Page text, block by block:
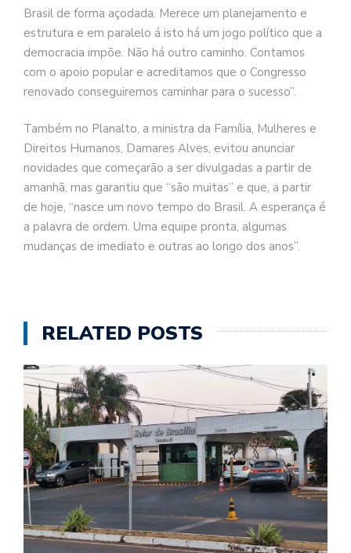
Brasil de forma açodada. Merece um planejamento e
estrutura e em paralelo á isto há um jogo político que a
democracia impõe. Não há outro caminho. Contamos
com o apoio popular e acreditamos que o Congresso
renovado conseguiremos caminhar para o sucesso”.
Também no Planalto, a ministra da Família, Mulheres e
Direitos Humanos, Damares Alves, evitou anunciar
novidades que começarão a ser divulgadas a partir de
amanhã, mas garantiu que “são muitas” e que, a partir
de hoje, “nasce um novo tempo do Brasil. A esperança é
a palavra de ordem. Uma equipe pronta, algumas
mudanças de imediato e outras ao longo dos anos”.
RELATED POSTS